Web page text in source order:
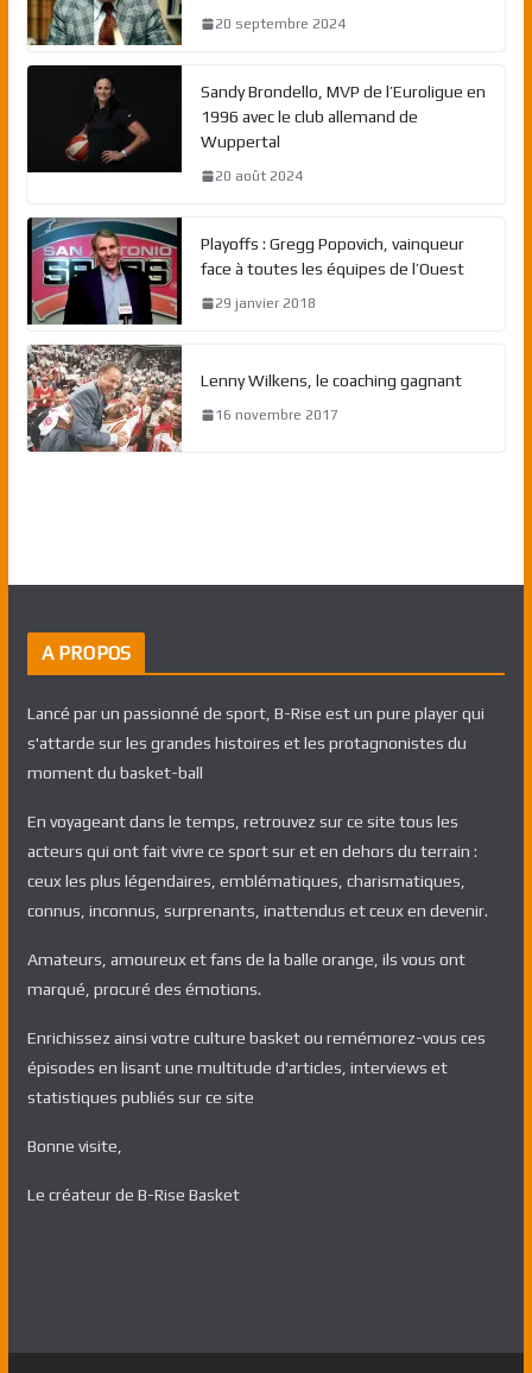
20 septembre 2024
Sandy Brondello, MVP de l’Euroligue en
1996 avec le club allemand de
Wuppertal
20 août 2024
Playoffs : Gregg Popovich, vainqueur
face à toutes les équipes de l’Ouest
29 janvier 2018
Lenny Wilkens, le coaching gagnant
16 novembre 2017
A PROPOS
Lancé par un passionné de sport, B-Rise est un pure player qui
s'attarde sur les grandes histoires et les protagnonistes du
moment du basket-ball
En voyageant dans le temps, retrouvez sur ce site tous les
acteurs qui ont fait vivre ce sport sur et en dehors du terrain :
ceux les plus légendaires, emblématiques, charismatiques,
connus, inconnus, surprenants, inattendus et ceux en devenir.
Amateurs, amoureux et fans de la balle orange, ils vous ont
marqué, procuré des émotions.
Enrichissez ainsi votre culture basket ou remémorez-vous ces
épisodes en lisant une multitude d'articles, interviews et
statistiques publiés sur ce site
Bonne visite,
Le créateur de B-Rise Basket